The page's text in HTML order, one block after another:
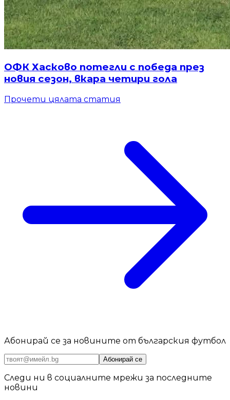
ОФК Хасково потегли с победа през
Следи ни в социалните мрежи за последните